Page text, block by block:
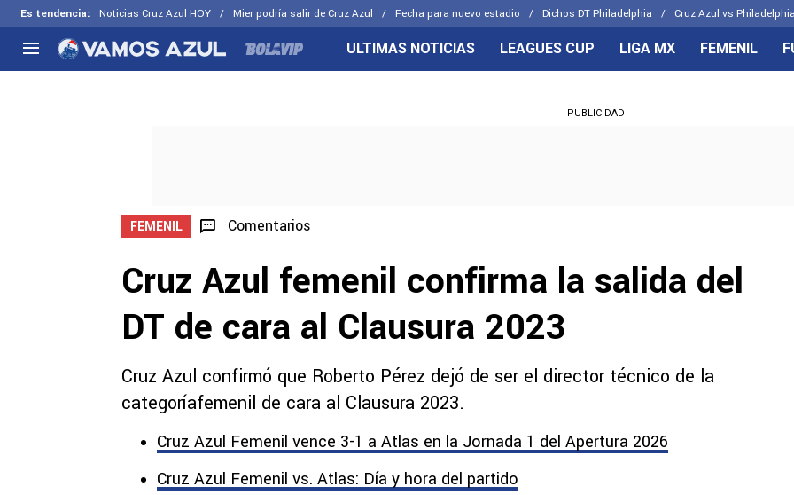
Es tendencia: Noticias Cruz Azul HOY Mier podría salir de Cruz Azul Fecha para nuevo estadio Dichos DT Philadelphia Cruz Azul vs
Selección Mexicana
CELESTES
ULTIMAS NOTICIAS LEAGUES CUP LIGA MX FEMENIL
PUBLICIDAD
FEMENIL Comentarios
Cruz Azul femenil confirma la salida del
DT de cara al Clausura 2023
Cruz Azul confirmó que Roberto Pérez dejó de ser el director técnico de la
categoríafemenil de cara al Clausura 2023.
Cruz Azul Femenil vence 3-1 a Atlas en la Jornada 1 del Apertura 2026
Cruz Azul Femenil vs. Atlas: Día y hora del partido